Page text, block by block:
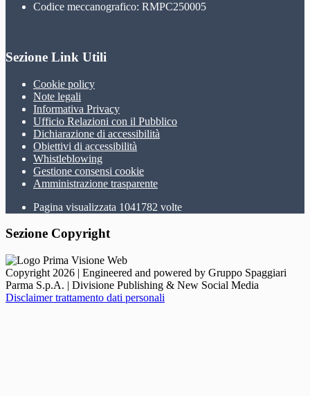
Codice meccanografico: RMPC250005
Sezione Link Utili
Cookie policy
Note legali
Informativa Privacy
Ufficio Relazioni con il Pubblico
Dichiarazione di accessibilità
Obiettivi di accessibilità
Whistleblowing
Gestione consensi cookie
Amministrazione trasparente
Pagina visualizzata 1041782 volte
Sezione Copyright
Copyright 2026 | Engineered and powered by Gruppo Spaggiari
Parma S.p.A. | Divisione Publishing & New Social Media
Disclaimer trattamento dati personali